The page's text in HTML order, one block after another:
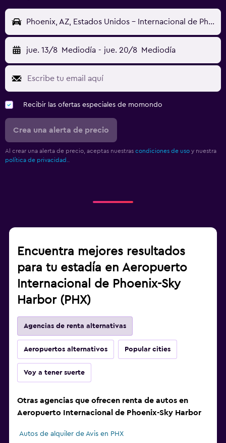
Phoenix, AZ, Estados Unidos - Internacional de Phoenix-Sky Harbor (PHX)
jue. 13/8 Mediodía - jue. 20/8 Mediodía
Recibir las ofertas especiales de momondo
Crea una alerta de precio
Al crear una alerta de precio, aceptas nuestras condiciones de uso y nuestra
política de privacidad..
Encuentra mejores resultados
para tu estadía en Aeropuerto
Internacional de Phoenix-Sky
Harbor (PHX)
Agencias de renta alternativas
Aeropuertos alternativos Popular cities
Voy a tener suerte
Otras agencias que ofrecen renta de autos en
Aeropuerto Internacional de Phoenix-Sky Harbor
Autos de alquiler de Avis en PHX